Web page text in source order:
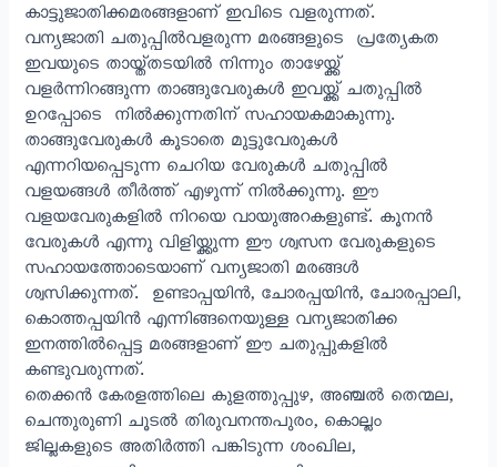
കാട്ടുജാതിക്കമരങ്ങളാണ് ഇവിടെ വളരുന്നത്.
വന്യജാതി ചതുപ്പിൽവളരുന്ന മരങ്ങളുടെ പ്രത്യേകത
ഇവയുടെ തായ്ത്തടയിൽ നിന്നും താഴേയ്ക്ക്
വളർന്നിറങ്ങുന്ന താങ്ങുവേരുകൾ ഇവയ്ക്ക് ചതുപ്പിൽ
ഉറപ്പോടെ നിൽക്കുന്നതിന് സഹായകമാകുന്നു.
താങ്ങുവേരുകൾ കൂടാതെ മുട്ടുവേരുകൾ
എന്നറിയപ്പെടുന്ന ചെറിയ വേരുകൾ ചതുപ്പിൽ
വളയങ്ങൾ തീർത്ത് എഴുന്ന് നിൽക്കുന്നു. ഈ
വളയവേരുകളിൽ നിറയെ വായുഅറകളുണ്ട്. കൂനൻ
വേരുകൾ എന്നു വിളിയ്ക്കുന്ന ഈ ശ്വസന വേരുകളുടെ
സഹായത്തോടെയാണ് വന്യജാതി മരങ്ങൾ
ശ്വസിക്കുന്നത്. ഉണ്ടാപ്പയിൻ, ചോരപ്പയിൻ, ചോരപ്പാലി,
കൊത്തപ്പയിൻ എന്നിങ്ങനെയുള്ള വന്യജാതിക്ക
ഇനത്തിൽപ്പെട്ട മരങ്ങളാണ് ഈ ചതുപ്പുകളിൽ
കണ്ടുവരുന്നത്.
തെക്കൻ കേരളത്തിലെ കുളത്തുപ്പുഴ, അഞ്ചൽ തെന്മല,
ചെന്തുരുണി ചൂടൽ തിരുവനന്തപുരം, കൊല്ലം
ജില്ലകളുടെ അതിർത്തി പങ്കിടുന്ന ശംഖില,